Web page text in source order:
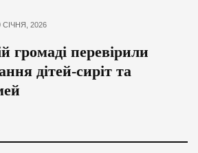
СІЧНЯ, 2026
громаді перевірили
дітей-сиріт та